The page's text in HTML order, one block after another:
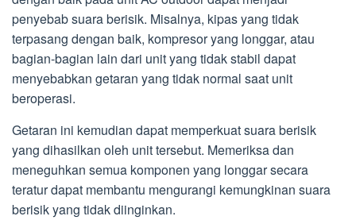
penyebab suara berisik. Misalnya, kipas yang tidak
terpasang dengan baik, kompresor yang longgar, atau
bagian-bagian lain dari unit yang tidak stabil dapat
menyebabkan getaran yang tidak normal saat unit
beroperasi.
Getaran ini kemudian dapat memperkuat suara berisik
yang dihasilkan oleh unit tersebut. Memeriksa dan
meneguhkan semua komponen yang longgar secara
teratur dapat membantu mengurangi kemungkinan suara
berisik yang tidak diinginkan.